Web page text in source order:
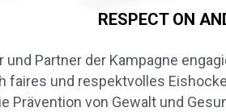
RESPECT ON
und Partner der Kampagne
faires und respektvolles
Prävention von Gewalt und